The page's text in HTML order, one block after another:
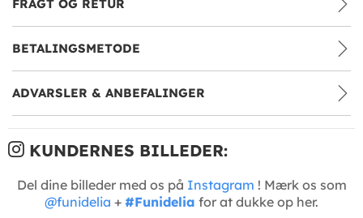
FRAGT OG RETUR
BETALINGSMETODE
ADVARSLER & ANBEFALINGER
KUNDERNES BILLEDER:
Del dine billeder med os på Instagram ! Mærk os som
@funidelia + #Funidelia for at dukke op her.